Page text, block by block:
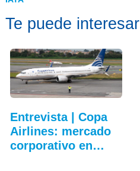
Te puede interesar
Entrevista | Copa
Airlines: mercado
corporativo en…